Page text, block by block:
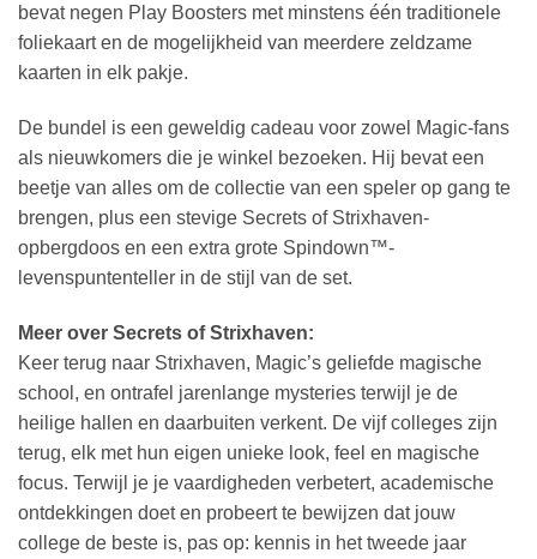
bevat negen Play Boosters met minstens één traditionele
foliekaart en de mogelijkheid van meerdere zeldzame
kaarten in elk pakje.
De bundel is een geweldig cadeau voor zowel Magic-fans
als nieuwkomers die je winkel bezoeken. Hij bevat een
beetje van alles om de collectie van een speler op gang te
brengen, plus een stevige Secrets of Strixhaven-
opbergdoos en een extra grote Spindown™-
levenspuntenteller in de stijl van de set.
Meer over Secrets of Strixhaven:
Keer terug naar Strixhaven, Magic’s geliefde magische
school, en ontrafel jarenlange mysteries terwijl je de
heilige hallen en daarbuiten verkent. De vijf colleges zijn
terug, elk met hun eigen unieke look, feel en magische
focus. Terwijl je je vaardigheden verbetert, academische
ontdekkingen doet en probeert te bewijzen dat jouw
college de beste is, pas op: kennis in het tweede jaar